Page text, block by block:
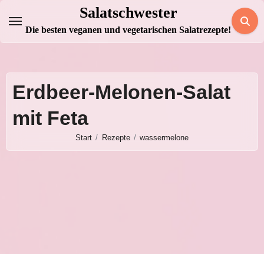
Inhalt
springen
Salatschwester
Die besten veganen und vegetarischen Salatrezepte!
Erdbeer-Melonen-Salat
mit Feta
Start Rezepte wassermelone